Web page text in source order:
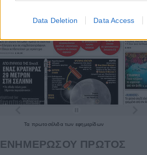
Data Deletion Data Access
Τα πρωτοσέλιδατων εφημερίδων
ΕΝΗΜΕΡΩΣΟΥ ΠΡΩΤΟΣ